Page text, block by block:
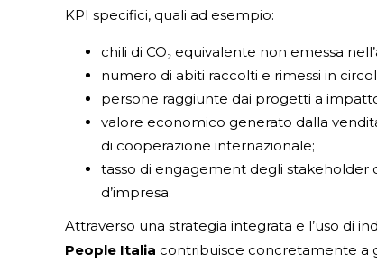
KPI specifici, quali ad esempio:
chili di CO₂ equivalente non emessa
numero di abiti raccolti e rimessi in
persone raggiunte dai progetti a
valore economico generato dalla
di cooperazione internazionale;
tasso di engagement degli stakeholder
d’impresa.
Attraverso una strategia integrata e l’uso di
People Italia contribuisce concretamente a